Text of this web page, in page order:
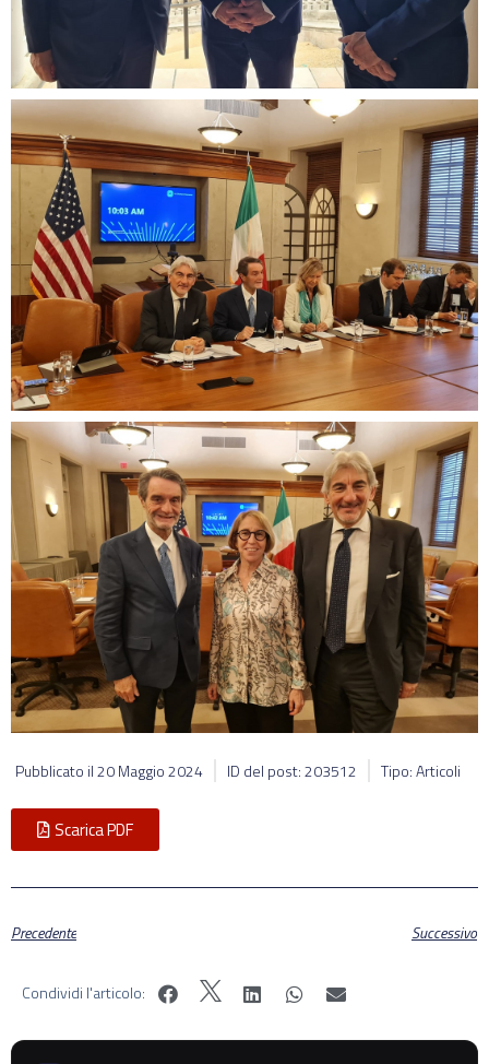
Pubblicato il20 Maggio 2024 ID del post: 203512 Tipo: Articoli
Scarica PDF
Precedente Successivo
Condividi l'articolo: